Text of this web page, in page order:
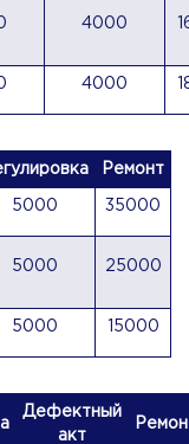
4000
4000
Ремонт
5000 35000
5000 25000
5000 15000
Дефектный
акт